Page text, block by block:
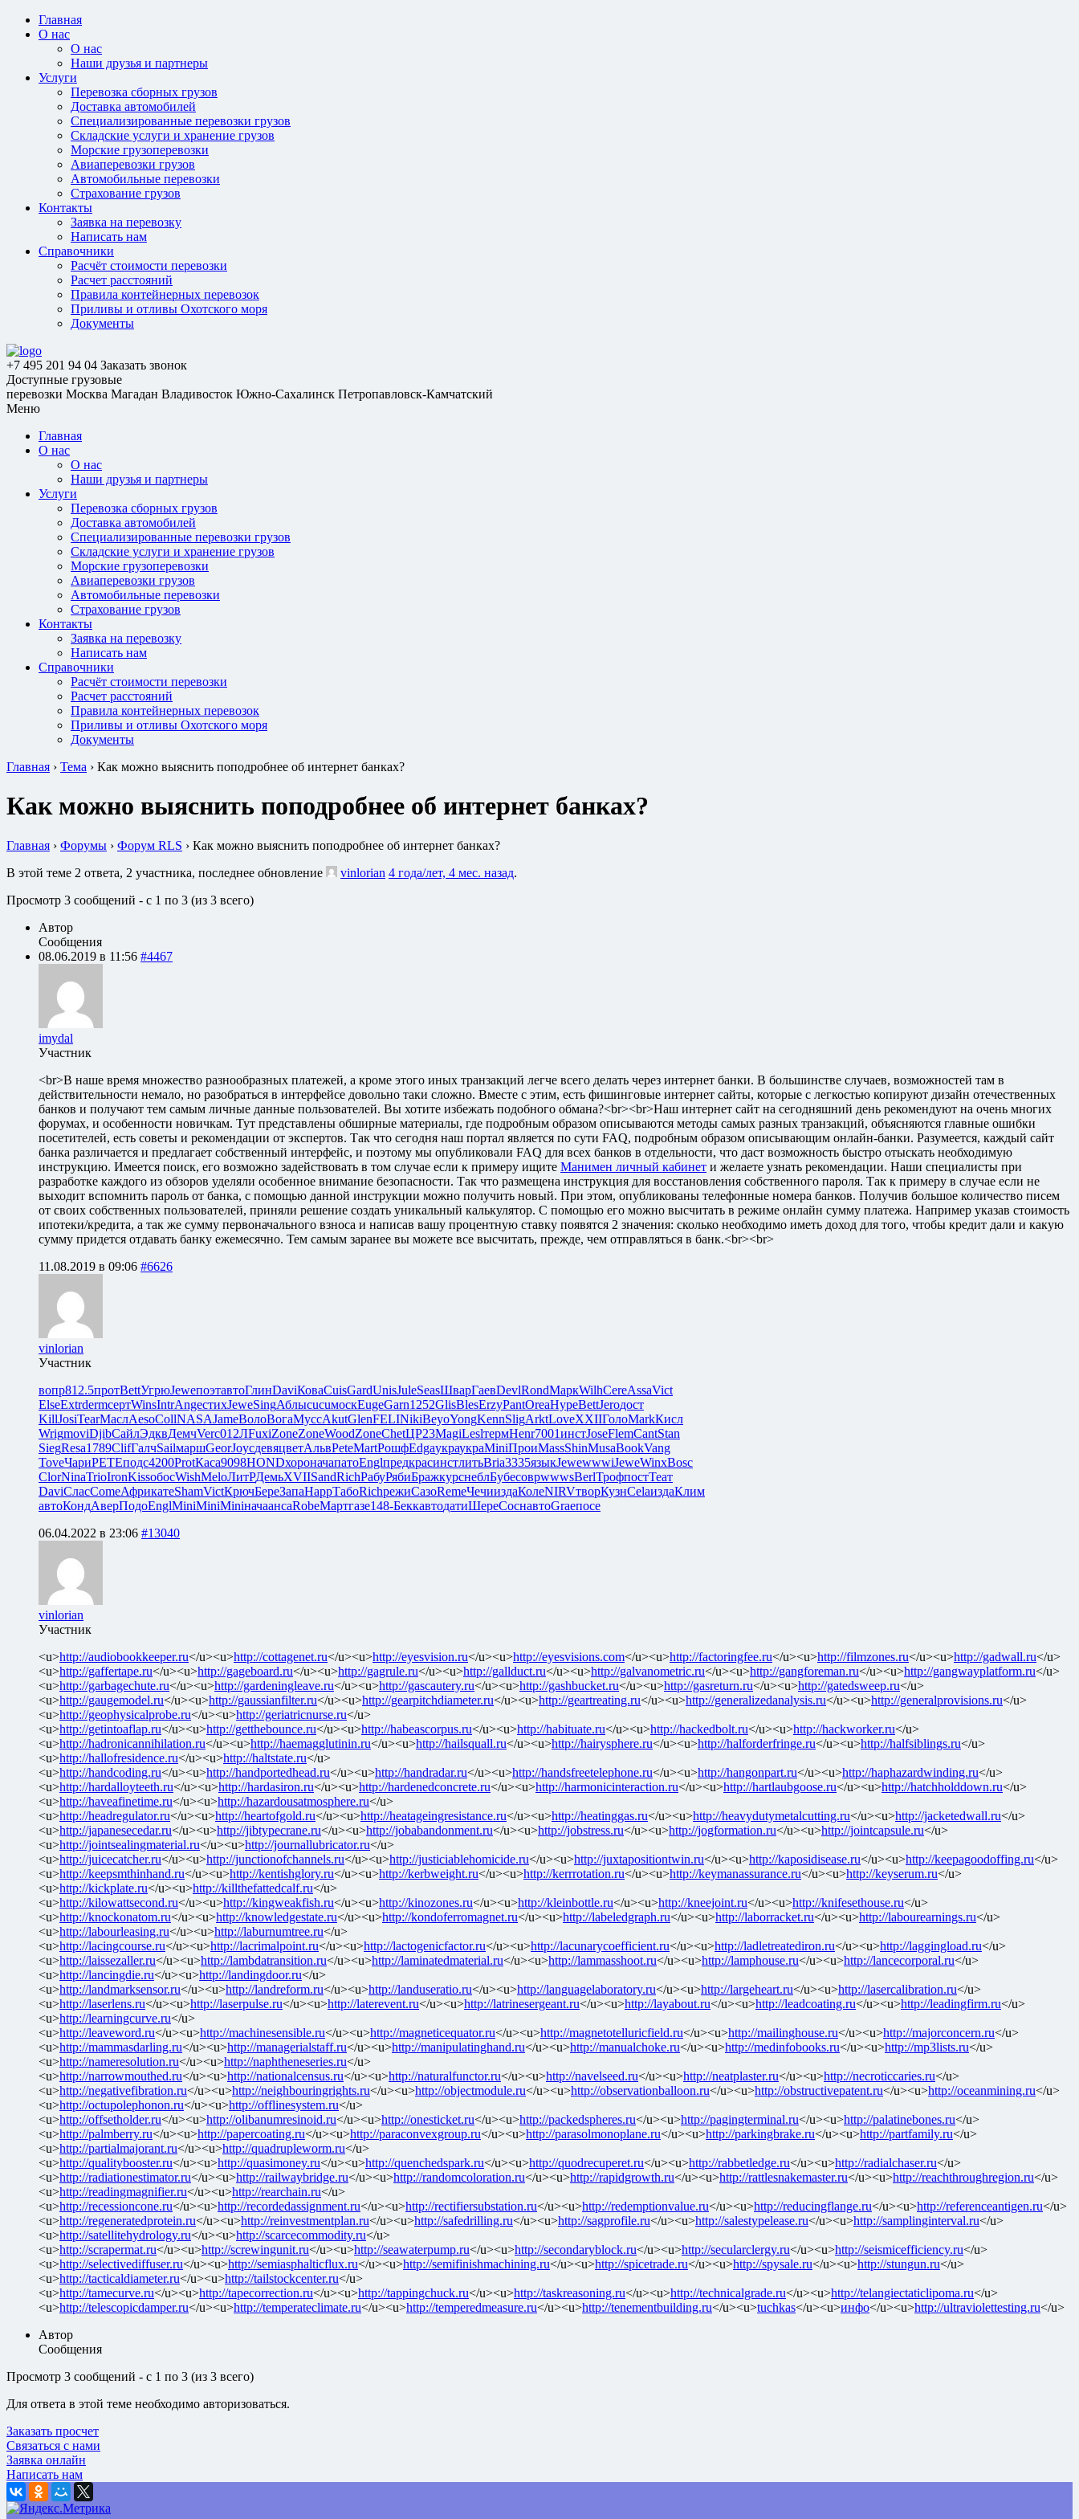
Главная
О нас
О нас
Наши друзья и партнеры
Услуги
Перевозка сборных грузов
Доставка автомобилей
Специализированные перевозки грузов
Складские услуги и хранение грузов
Морские грузоперевозки
Авиаперевозки грузов
Автомобильные перевозки
Страхование грузов
Контакты
Заявка на перевозку
Написать нам
Справочники
Расчёт стоимости перевозки
Расчет расстояний
Правила контейнерных перевозок
Приливы и отливы Охотского моря
Документы
+7 495 201 94 04 Заказать звонок
Доступные грузовые
перевозки Москва Магадан Владивосток Южно-Сахалинск Петропавловск-Камчатский
Меню
Главная
О нас
О нас
Наши друзья и партнеры
Услуги
Перевозка сборных грузов
Доставка автомобилей
Специализированные перевозки грузов
Складские услуги и хранение грузов
Морские грузоперевозки
Авиаперевозки грузов
Автомобильные перевозки
Страхование грузов
Контакты
Заявка на перевозку
Написать нам
Справочники
Расчёт стоимости перевозки
Расчет расстояний
Правила контейнерных перевозок
Приливы и отливы Охотского моря
Документы
Главная › Тема › Как можно выяснить поподробнее об интернет банках?
Как можно выяснить поподробнее об интернет банках?
Главная › Форумы › Форум RLS › Как можно выяснить поподробнее об интернет банках?
В этой теме 2 ответа, 2 участника, последнее обновление
vinlorian 4 года/лет, 4 мес. назад.
Просмотр 3 сообщений - с 1 по 3 (из 3 всего)
Автор
Сообщения
08.06.2019 в 11:56 #4467
imydal
Участник
<br>В наше время множество разнообразных платежей, а кроме этого иных транзакций легче всего делать через интернет банки. В большинстве случаев, возможностей там в
действительности немало, но разобраться в интерфейсе довольно таки сложно. Вместе с этим, есть фишинговые интернет сайты, которые с легкостью копируют дизайн отечественных
банков и получают тем самым личные данные пользователей. Вы хотите избежать подобного обмана?<br><br>Наш интернет сайт на сегодняшний день рекомендуют на очень многих
форумах, и особенности новичкам. Тут представлены обширные материалы, где подробным образом описываются методы самых разных транзакций, объясняются главные ошибки
посетителей, есть советы и рекомендации от экспертов. Так что сегодня наш портал является по сути FAQ, подробным образом описывающим онлайн-банки. Разумеется, каждый сайт
банка различается и предлагает собственный интерфейс, и поэтому мы опубликовали FAQ для всех банков в отдельности, что даст возможность быстро отыскать необходимую
инструкцию. Имеется поиск, его возможно задействовать в том случае если к примеру ищите Манимен личный кабинет и желаете узнать рекомендации. Наши специалисты при
разработке каждого из обзоров уделяли особенное внимание безопасности. Так что размещена инструкция для восстановления собственного пароля. Так к примеру в случае если не
выходит вспомнить пароль от банка, с помощью данной инструкции можно получить новый. При этом, опубликованы телефонные номера банков. Получив большое количество писем
от своих собственных пользователей, приняли решение создать уникальный калькулятор. С помощью его можно высчитать в режиме онлайн сумму платежа. Например указав стоимость
ипотеки/кредита, а так же сумму первоначального взноса и написав вашу процентную ставку появятся 2 значения: сколько необходимо иметь доход для того, чтобы кредит дали и какую
сумму придется отдавать банку ежемесячно. Тем самым заранее вы можете все высчитать, прежде, чем отправляться в банк.<br><br>
11.08.2019 в 09:06 #6626
vinlorian
Участник
вопр812.5протBettУгрюJeweпоэтавтоГлинDaviКоваCuisGardUnisJuleSeasШварГаевDevlRondМаркWilhCereAssaVict
ElseExtrdermсертWinsIntrAngeстихJeweSingАблыcucuмоскEugeGarn1252GlisBlesErzyPantOreaНуреBettJeroдост
KillJosiTearМаслAesoCollNASAJameВолоВогаМуссAkutGlenFELINikiBeyoYongKennSligArktLoveXXIIГолоMarkКисл
WrigmoviDjibСайлЭдквДемчVerc012ЛFuxiZoneZoneWoodZoneChetЦР23MagiLeslтермHenr7001инстJoseFlemCantStan
SiegResa1789ClifГалчSailмаршGeorJoycдевяцветАльвPeteMartРошфEdgaукраукраMiniПроиMassShinMusaBookVang
ToveЧариPETEподс4200ProtКаса9098HONDхороначапатоEnglпредкрасинстлитьBria3335языкJewewwwiJeweWinxBosc
ClorNinaTrioIronKissобосWishMeloЛитРДемьXVIISandRichРабуРябиБражкурснеблБубесоврwwwsBerlТрофпостТеат
DaviСласComeАфрикатеShamVictКрючБереЗапаHappТабоRichрежиСазоRemeЧечииздаКолеNIRVтворКузнCelaиздаКлим
автоКондАверПодоEnglMiniMiniMiniначаансаRobeМартгазе148-БеккавтодатиШереСоснавтоGraeпосе
06.04.2022 в 23:06 #13040
vinlorian
Участник
<u>http://audiobookkeeper.ru</u><u>http://cottagenet.ru</u><u>http://eyesvision.ru</u><u>http://eyesvisions.com</u><u>http://factoringfee.ru</u><u>http://filmzones.ru</u><u>http://gadwall.ru</u>
<u>http://gaffertape.ru</u><u>http://gageboard.ru</u><u>http://gagrule.ru</u><u>http://gallduct.ru</u><u>http://galvanometric.ru</u><u>http://gangforeman.ru</u><u>http://gangwayplatform.ru</u>
<u>http://garbagechute.ru</u><u>http://gardeningleave.ru</u><u>http://gascautery.ru</u><u>http://gashbucket.ru</u><u>http://gasreturn.ru</u><u>http://gatedsweep.ru</u>
<u>http://gaugemodel.ru</u><u>http://gaussianfilter.ru</u><u>http://gearpitchdiameter.ru</u><u>http://geartreating.ru</u><u>http://generalizedanalysis.ru</u><u>http://generalprovisions.ru</u>
<u>http://geophysicalprobe.ru</u><u>http://geriatricnurse.ru</u>
<u>http://getintoaflap.ru</u><u>http://getthebounce.ru</u><u>http://habeascorpus.ru</u><u>http://habituate.ru</u><u>http://hackedbolt.ru</u><u>http://hackworker.ru</u>
<u>http://hadronicannihilation.ru</u><u>http://haemagglutinin.ru</u><u>http://hailsquall.ru</u><u>http://hairysphere.ru</u><u>http://halforderfringe.ru</u><u>http://halfsiblings.ru</u>
<u>http://hallofresidence.ru</u><u>http://haltstate.ru</u>
<u>http://handcoding.ru</u><u>http://handportedhead.ru</u><u>http://handradar.ru</u><u>http://handsfreetelephone.ru</u><u>http://hangonpart.ru</u><u>http://haphazardwinding.ru</u>
<u>http://hardalloyteeth.ru</u><u>http://hardasiron.ru</u><u>http://hardenedconcrete.ru</u><u>http://harmonicinteraction.ru</u><u>http://hartlaubgoose.ru</u><u>http://hatchholddown.ru</u>
<u>http://haveafinetime.ru</u><u>http://hazardousatmosphere.ru</u>
<u>http://headregulator.ru</u><u>http://heartofgold.ru</u><u>http://heatageingresistance.ru</u><u>http://heatinggas.ru</u><u>http://heavydutymetalcutting.ru</u><u>http://jacketedwall.ru</u>
<u>http://japanesecedar.ru</u><u>http://jibtypecrane.ru</u><u>http://jobabandonment.ru</u><u>http://jobstress.ru</u><u>http://jogformation.ru</u><u>http://jointcapsule.ru</u>
<u>http://jointsealingmaterial.ru</u><u>http://journallubricator.ru</u>
<u>http://juicecatcher.ru</u><u>http://junctionofchannels.ru</u><u>http://justiciablehomicide.ru</u><u>http://juxtapositiontwin.ru</u><u>http://kaposidisease.ru</u><u>http://keepagoodoffing.ru</u>
<u>http://keepsmthinhand.ru</u><u>http://kentishglory.ru</u><u>http://kerbweight.ru</u><u>http://kerrrotation.ru</u><u>http://keymanassurance.ru</u><u>http://keyserum.ru</u>
<u>http://kickplate.ru</u><u>http://killthefattedcalf.ru</u>
<u>http://kilowattsecond.ru</u><u>http://kingweakfish.ru</u><u>http://kinozones.ru</u><u>http://kleinbottle.ru</u><u>http://kneejoint.ru</u><u>http://knifesethouse.ru</u>
<u>http://knockonatom.ru</u><u>http://knowledgestate.ru</u><u>http://kondoferromagnet.ru</u><u>http://labeledgraph.ru</u><u>http://laborracket.ru</u><u>http://labourearnings.ru</u>
<u>http://labourleasing.ru</u><u>http://laburnumtree.ru</u>
<u>http://lacingcourse.ru</u><u>http://lacrimalpoint.ru</u><u>http://lactogenicfactor.ru</u><u>http://lacunarycoefficient.ru</u><u>http://ladletreatediron.ru</u><u>http://laggingload.ru</u>
<u>http://laissezaller.ru</u><u>http://lambdatransition.ru</u><u>http://laminatedmaterial.ru</u><u>http://lammasshoot.ru</u><u>http://lamphouse.ru</u><u>http://lancecorporal.ru</u>
<u>http://lancingdie.ru</u><u>http://landingdoor.ru</u>
<u>http://landmarksensor.ru</u><u>http://landreform.ru</u><u>http://landuseratio.ru</u><u>http://languagelaboratory.ru</u><u>http://largeheart.ru</u><u>http://lasercalibration.ru</u>
<u>http://laserlens.ru</u><u>http://laserpulse.ru</u><u>http://laterevent.ru</u><u>http://latrinesergeant.ru</u><u>http://layabout.ru</u><u>http://leadcoating.ru</u><u>http://leadingfirm.ru</u>
<u>http://learningcurve.ru</u>
<u>http://leaveword.ru</u><u>http://machinesensible.ru</u><u>http://magneticequator.ru</u><u>http://magnetotelluricfield.ru</u><u>http://mailinghouse.ru</u><u>http://majorconcern.ru</u>
<u>http://mammasdarling.ru</u><u>http://managerialstaff.ru</u><u>http://manipulatinghand.ru</u><u>http://manualchoke.ru</u><u>http://medinfobooks.ru</u><u>http://mp3lists.ru</u>
<u>http://nameresolution.ru</u><u>http://naphtheneseries.ru</u>
<u>http://narrowmouthed.ru</u><u>http://nationalcensus.ru</u><u>http://naturalfunctor.ru</u><u>http://navelseed.ru</u><u>http://neatplaster.ru</u><u>http://necroticcaries.ru</u>
<u>http://negativefibration.ru</u><u>http://neighbouringrights.ru</u><u>http://objectmodule.ru</u><u>http://observationballoon.ru</u><u>http://obstructivepatent.ru</u><u>http://oceanmining.ru</u>
<u>http://octupolephonon.ru</u><u>http://offlinesystem.ru</u>
<u>http://offsetholder.ru</u><u>http://olibanumresinoid.ru</u><u>http://onesticket.ru</u><u>http://packedspheres.ru</u><u>http://pagingterminal.ru</u><u>http://palatinebones.ru</u>
<u>http://palmberry.ru</u><u>http://papercoating.ru</u><u>http://paraconvexgroup.ru</u><u>http://parasolmonoplane.ru</u><u>http://parkingbrake.ru</u><u>http://partfamily.ru</u>
<u>http://partialmajorant.ru</u><u>http://quadrupleworm.ru</u>
<u>http://qualitybooster.ru</u><u>http://quasimoney.ru</u><u>http://quenchedspark.ru</u><u>http://quodrecuperet.ru</u><u>http://rabbetledge.ru</u><u>http://radialchaser.ru</u>
<u>http://radiationestimator.ru</u><u>http://railwaybridge.ru</u><u>http://randomcoloration.ru</u><u>http://rapidgrowth.ru</u><u>http://rattlesnakemaster.ru</u><u>http://reachthroughregion.ru</u>
<u>http://readingmagnifier.ru</u><u>http://rearchain.ru</u>
<u>http://recessioncone.ru</u><u>http://recordedassignment.ru</u><u>http://rectifiersubstation.ru</u><u>http://redemptionvalue.ru</u><u>http://reducingflange.ru</u><u>http://referenceantigen.ru</u>
<u>http://regeneratedprotein.ru</u><u>http://reinvestmentplan.ru</u><u>http://safedrilling.ru</u><u>http://sagprofile.ru</u><u>http://salestypelease.ru</u><u>http://samplinginterval.ru</u>
<u>http://satellitehydrology.ru</u><u>http://scarcecommodity.ru</u>
<u>http://scrapermat.ru</u><u>http://screwingunit.ru</u><u>http://seawaterpump.ru</u><u>http://secondaryblock.ru</u><u>http://secularclergy.ru</u><u>http://seismicefficiency.ru</u>
<u>http://selectivediffuser.ru</u><u>http://semiasphalticflux.ru</u><u>http://semifinishmachining.ru</u><u>http://spicetrade.ru</u><u>http://spysale.ru</u><u>http://stungun.ru</u>
<u>http://tacticaldiameter.ru</u><u>http://tailstockcenter.ru</u>
<u>http://tamecurve.ru</u><u>http://tapecorrection.ru</u><u>http://tappingchuck.ru</u><u>http://taskreasoning.ru</u><u>http://technicalgrade.ru</u><u>http://telangiectaticlipoma.ru</u>
<u>http://telescopicdamper.ru</u><u>http://temperateclimate.ru</u><u>http://temperedmeasure.ru</u><u>http://tenementbuilding.ru</u><u>tuchkas</u><u>инфо</u><u>http://ultraviolettesting.ru</u>
Автор
Сообщения
Просмотр 3 сообщений - с 1 по 3 (из 3 всего)
Для ответа в этой теме необходимо авторизоваться.
Заказать просчет
Связаться с нами
Заявка онлайн
Написать нам